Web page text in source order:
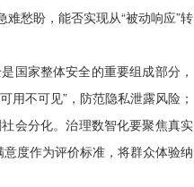
愁盼，能否实现从“被动响应”转
国家整体安全的重要组成部分，
用不可见”，防范隐私泄露风险；
会分化。治理数智化要聚焦真实
度作为评价标准，将群众体验纳